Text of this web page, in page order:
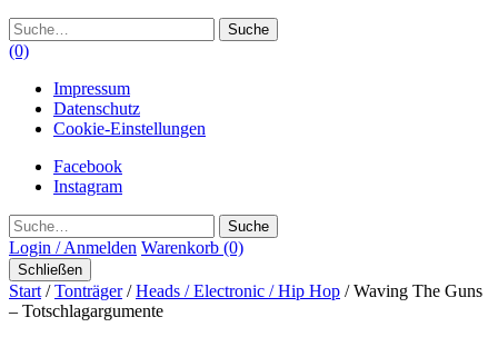
Suche
(0)
Impressum
Datenschutz
Cookie-Einstellungen
Facebook
Instagram
Suche
Login / Anmelden Warenkorb (0)
Schließen
Start /Tonträger/Heads / Electronic / Hip Hop / Waving The Guns
– Totschlagargumente